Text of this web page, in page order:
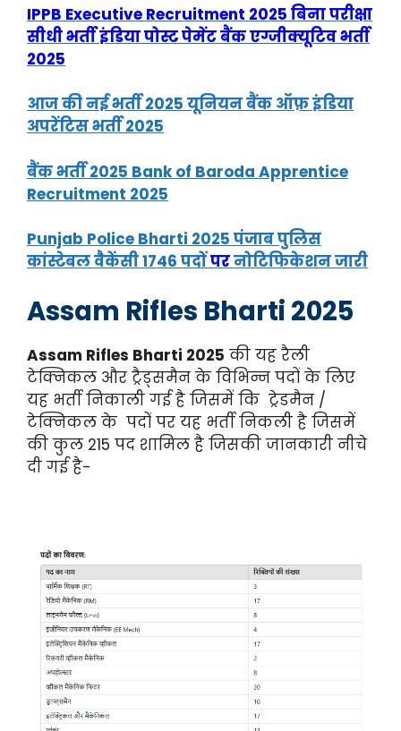
IPPB Executive Recruitment 2025 बिना परीक्षा
सीधी भर्ती इंडिया पोस्ट पेमेंट बैंक एग्जीक्यूटिव भर्ती
2025
आज की नई भर्ती 2025 यूनियन बैंक ऑफ़ इंडिया
अपरेंटिस भर्ती 2025
बैंक भर्ती 2025 Bank of Baroda Apprentice
Recruitment 2025
Punjab Police Bharti 2025 पंजाब पुलिस
कांस्टेबल वैकेंसी 1746 पदोंपरनोटिफिकेशन जारी
Assam Rifles Bharti 2025
Assam Rifles Bharti 2025 की यह रैली
टेक्निकल और ट्रैड्समैन के विभिन्न पदों के लिए
यह भर्ती निकाली गई है जिसमें कि ट्रेडमैन /
टेक्निकल के पदों पर यह भर्ती निकली है जिसमें
की कुल 215 पद शामिल है जिसकी जानकारी नीचे
दी गई है-